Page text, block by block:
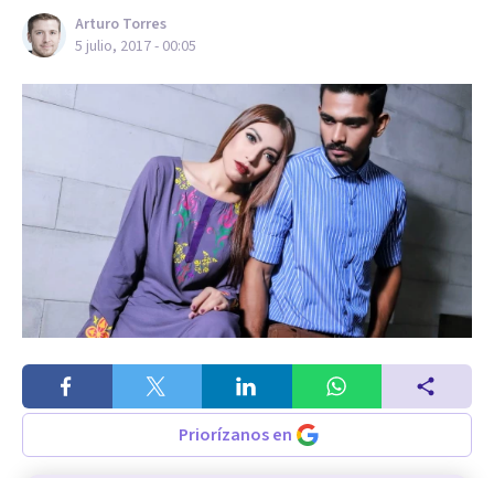
Arturo Torres
5 julio, 2017 - 00:05
Priorízanos en